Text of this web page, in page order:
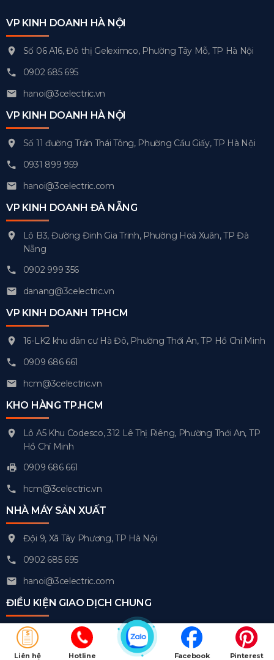
Liên hệ Hotline Facebook Pinterest
VP KINH DOANH HÀ NỘI
Số 06 A16, Đô thị Geleximco, Phường Tây Mỗ, TP Hà Nội
0902 685 695
hanoi@3celectric.vn
VP KINH DOANH HÀ NỘI
Số 11 đường Trần Thái Tông, Phường Cầu Giấy, TP Hà Nội
0931 899 959
hanoi@3celectric.com
VP KINH DOANH ĐÀ NẴNG
Lô B3, Đường Đinh Gia Trinh, Phường Hoà Xuân, TP Đà
Nẵng
0902 999 356
danang@3celectric.vn
VP KINH DOANH TPHCM
16-LK2 khu dân cư Hà Đô, Phường Thới An, TP Hồ Chí Minh
0909 686 661
hcm@3celectric.vn
KHO HÀNG TP.HCM
Lô A5 Khu Codesco, 312 Lê Thị Riêng, Phường Thới An, TP
Hồ Chí Minh
0909 686 661
hcm@3celectric.vn
NHÀ MÁY SẢN XUẤT
Đội 9, Xã Tây Phương, TP Hà Nội
0902 685 695
hanoi@3celectric.com
ĐIỀU KIỆN GIAO DỊCH CHUNG
Chính sách kiểm hàng
Chính sách đổi trả